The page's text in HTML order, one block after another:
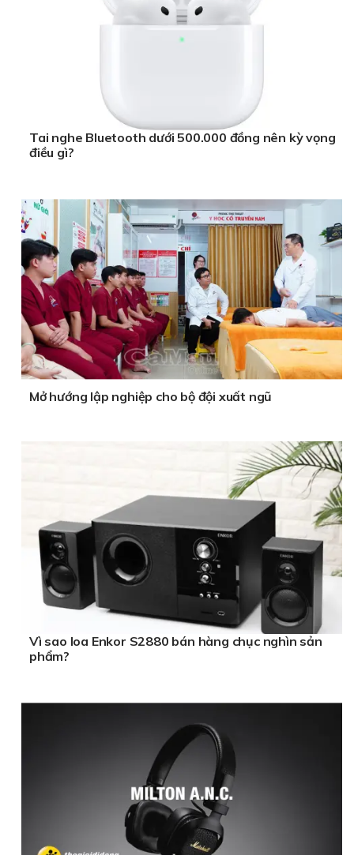
Tai nghe Bluetooth dưới 500.000 đồng nên kỳ vọng
điều gì?
Mở hướng lập nghiệp cho bộ đội xuất ngũ
Vì sao loa Enkor S2880 bán hàng chục nghìn sản
phẩm?